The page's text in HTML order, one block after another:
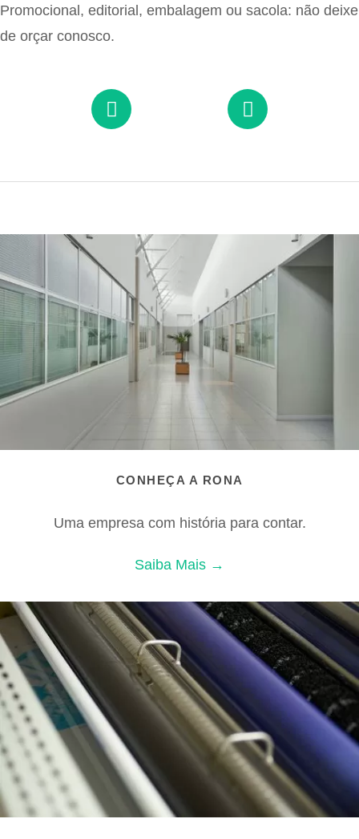
Promocional, editorial, embalagem ou sacola: não deixe
de orçar conosco.
CONHEÇA A RONA
Uma empresa com história para contar.
Saiba Mais →